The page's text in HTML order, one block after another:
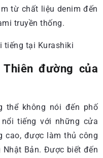
từ chất liệu denim đến
truyền thống.
đường của
thể không nói đến phố
tiếng với những cửa
cao, được làm thủ công
Bản. Được biết đến